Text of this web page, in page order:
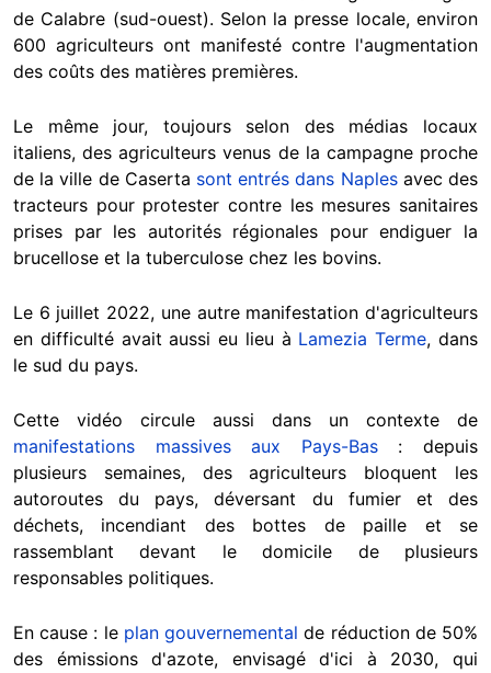
de Calabre (sud-ouest). Selon la presse locale, environ
600 agriculteurs ont manifesté contre l'augmentation
des coûts des matières premières.
Le même jour, toujours selon des médias locaux
italiens, des agriculteurs venus de la campagne proche
de la ville de Caserta sont entrés dans Naplesavec des
tracteurs pour protester contre les mesures sanitaires
prises par les autorités régionales pour endiguer la
brucellose et la tuberculose chez les bovins.
Le 6 juillet 2022, une autre manifestation d'agriculteurs
en difficulté avait aussi eu lieu à Lamezia Terme, dans
le sud du pays.
Cette vidéo circule aussi dans un contexte de
manifestations massives aux Pays-Bas: depuis
plusieurs semaines, des agriculteurs bloquent les
autoroutes du pays, déversant du fumier et des
déchets, incendiant des bottes de paille et se
rassemblant devant le domicile de plusieurs
responsables politiques.
En cause : le plan gouvernemental de réduction de 50%
des émissions d'azote, envisagé d'ici à 2030, qui